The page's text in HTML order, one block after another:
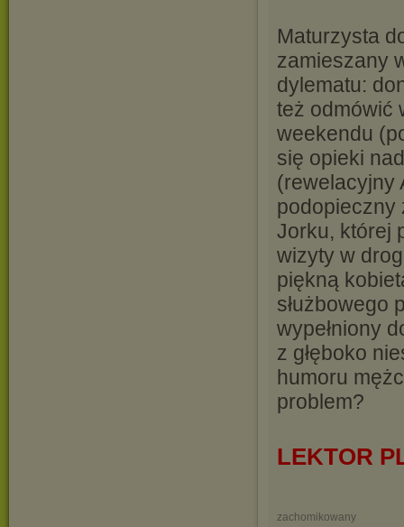
Maturzysta
zamieszany
dylematu:
też odmówić
weekendu
się opieki
(rewelacyjny
podopieczny
Jorku, której
wizyty w
piękną
służbowego
wypełniony
z głęboko
humoru
problem?
LEKTOR
zachomikowany